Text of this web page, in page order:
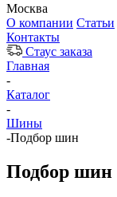
Москва
О компании Статьи
Контакты
Стаус заказа
Главная
-
Каталог
-
Шины
-Подбор шин
Подбор шин